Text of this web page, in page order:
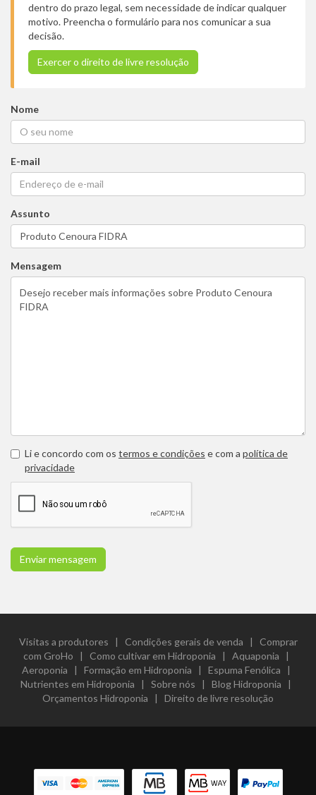
dentro do prazo legal, sem necessidade de indicar qualquer
motivo. Preencha o formulário para nos comunicar a sua
decisão.
Exercer o direito de livre resolução
Nome
E-mail
Assunto
Mensagem
Li e concordo com os termos e condições e com a política de
privacidade
Enviar mensagem
Visitas a produtores | Condições gerais de venda | Comprar
com GroHo | Como cultivar em Hidroponia | Aquaponia |
Aeroponia | Formação em Hidroponia | Espuma Fenólica |
Nutrientes em Hidroponia | Sobre nós | Blog Hidroponia |
Orçamentos Hidroponia | Direito de livre resolução